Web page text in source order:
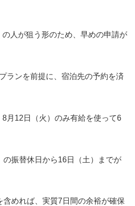
人が狙う形のため、早めの申請が
ランを前提に、宿泊先の予約を済
月12日（火）のみ有給を使って6
の振替休日から16日（土）までが
含めれば、実質7日間の余裕が確保